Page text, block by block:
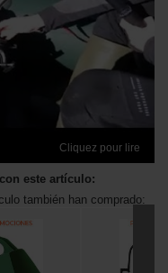
Cliquez pour lire
este artículo:
también han comprado: